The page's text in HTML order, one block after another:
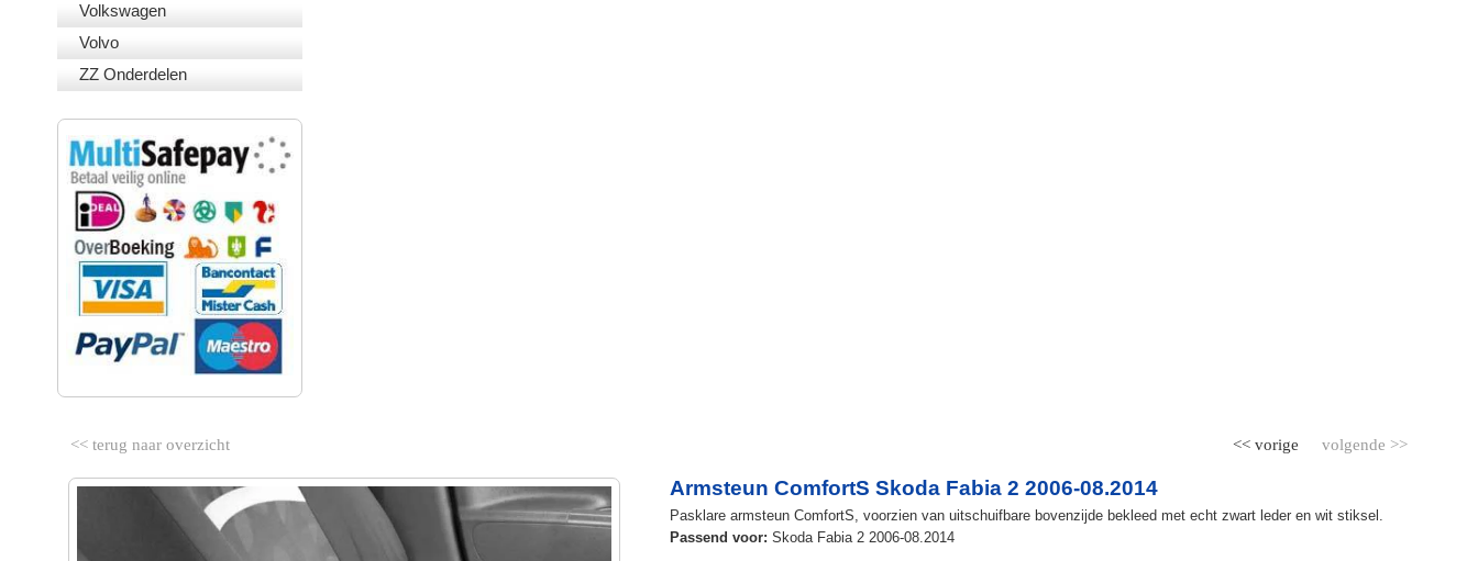
Volkswagen
Volvo
ZZ Onderdelen
<< terug naar overzicht volgende >>
<< vorige
Armsteun ComfortS Skoda Fabia 2 2006-08.2014
Pasklare armsteun ComfortS, voorzien van uitschuifbare bovenzijde bekleed met echt zwart leder en wit stiksel.
Passend voor: Skoda Fabia 2 2006-08.2014